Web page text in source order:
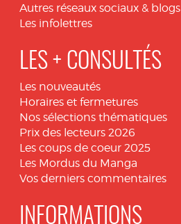
Autres réseaux sociaux & blogs
Les infolettres
LES + CONSULTÉS
Les nouveautés
Horaires et fermetures
Nos sélections thématiques
Prix des lecteurs 2026
Les coups de coeur 2025
Les Mordus du Manga
Vos derniers commentaires
INFORMATIONS